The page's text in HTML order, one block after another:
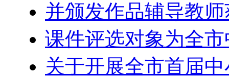
并颁发作品辅导教
课件评选对象为全
关于开展全市首届